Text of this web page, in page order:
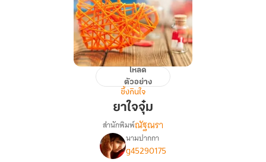
โหลด
ตัวอย่าง
ซึ้งกินใจ
ยาใจจุ๋ม
เรื่อง
ยา
สำนักพิมพ์ณัฐณรา
นามปากกา
g45290175